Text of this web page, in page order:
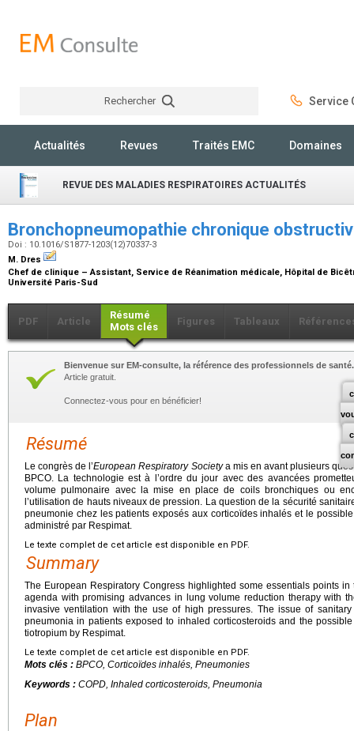
Rechercher Service
Actualités Revues Traités EMC Domaines
REVUE DES MALADIES RESPIRATOIRES ACTUALITÉS
Bronchopneumopathie chronique
Doi : 10.1016/S1877-1203(12)70337-3
M. Dres
Chef de clinique – Assistant, Service de Réanimation médicale, Hôpital de
Université Paris-Sud
PDF Article
Résumé
Mots clés
Figures Tableaux
Bienvenue sur EM-consulte, la référence des professionnels de santé.
Article gratuit.
Connectez-vous pour en bénéficier!
Résumé
Le congrès de l’European Respiratory Societya mis en avant plusieurs
BPCO. La technologie est à l’ordre du jour avec des avancées
volume pulmonaire avec la mise en place de coils bronchiques ou
l’utilisation de hauts niveaux de pression. La question de la sécurité
pneumonie chez les patients exposés aux corticoïdes inhalés et le
administré par Respimat.
Le texte complet de cet article est disponible en PDF.
Summary
The European Respiratory Congress highlighted some essentials points
agenda with promising advances in lung volume reduction therapy with
invasive ventilation with the use of high pressures. The issue of
pneumonia in patients exposed to inhaled corticosteroids and the
tiotropium by Respimat.
Le texte complet de cet article est disponible en PDF.
Mots clés : BPCO, Corticoïdes inhalés, Pneumonies
Keywords : COPD, Inhaled corticosteroids, Pneumonia
Plan